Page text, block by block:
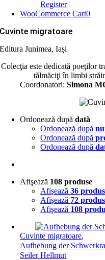
Register
WooCommerce Cart0
Cuvinte migratoare
Editura Junimea, Iași
Colecţia este dedicată poeţilor
tălmăciţi în limbi
Coordonatori: Simona
Ordonează dupădată
Ordonează după
Ordonează după
Ordonează după
Afişează 108 produse
Afişează36
Afişează 72
Afişează 108
Cuvinte migratoare,
Aufhebung der
Seiler Hellmut